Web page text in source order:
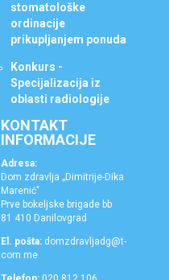
stomatološke
ordinacije
prikupljanjem ponuda
Konkurs -
Specijalizacija iz
oblasti radiologije
KONTAKT
INFORMACIJE
Adresa:
Dom zdravlja „Dimitrije-Dika
Marenić"
Prve bokeljske brigade bb
81 410 Danilovgrad
El. pošta: domzdravljadg@t-
com.me